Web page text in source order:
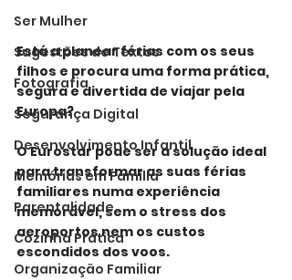
Ser Mulher
Sugestões de Textos
Fotografia
Segurança Digital
Desenvolvimento Infantil
Memórias em Família
Parentalidade
Cozinha Prática
Organização Familiar
Está a planear férias com os seus
filhos e procura uma forma prática,
segura e divertida de viajar pela
Europa?
O Eurostar pode ser a solução ideal
para transformar as suas férias
familiares numa experiência
memorável, sem o stress dos
aeroportos nem os custos
escondidos dos voos.